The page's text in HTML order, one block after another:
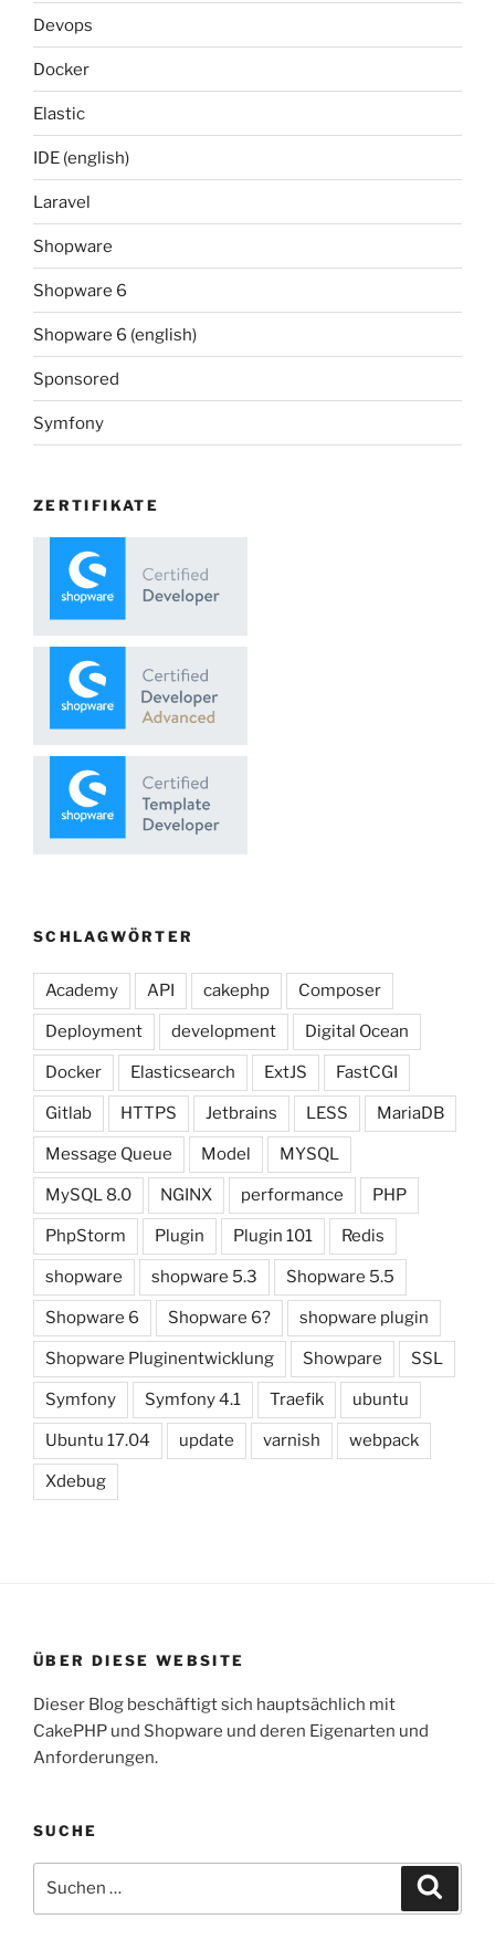
Devops
Docker
Elastic
IDE (english)
Laravel
Shopware
Shopware 6
Shopware 6 (english)
Sponsored
Symfony
ZERTIFIKATE
SCHLAGWÖRTER
Academy API cakephp Composer
Deployment development Digital Ocean
Docker Elasticsearch ExtJS FastCGI
Gitlab HTTPS Jetbrains LESS MariaDB
Message Queue Model MYSQL
MySQL 8.0 NGINX performance PHP
PhpStorm Plugin Plugin 101 Redis
shopware shopware 5.3 Shopware 5.5
Shopware 6 Shopware 6? shopware plugin
Shopware Pluginentwicklung Showpare SSL
Symfony Symfony 4.1 Traefik ubuntu
Ubuntu 17.04 update varnish webpack
Xdebug
ÜBER DIESE WEBSITE
Dieser Blog beschäftigt sich hauptsächlich mit
CakePHP und Shopware und deren Eigenarten und
Anforderungen.
SUCHE
nach: